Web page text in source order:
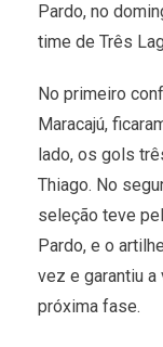
Pardo, no
time de Três
No primeiro
Maracajú,
lado, os gols
Thiago. No
seleção teve
Pardo, e o
vez e garantiu a
próxima fase.